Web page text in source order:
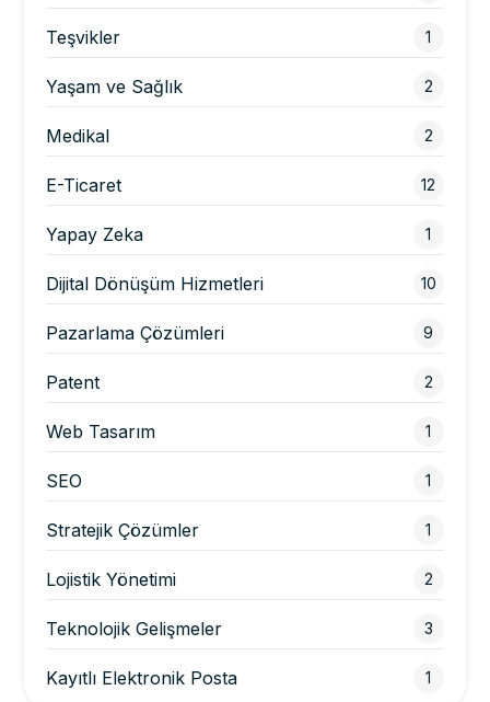
Teşvikler 1
Yaşam ve Sağlık 2
Medikal 2
E-Ticaret 12
Yapay Zeka 1
Dijital Dönüşüm Hizmetleri 10
Pazarlama Çözümleri 9
Patent 2
Web Tasarım 1
SEO 1
Stratejik Çözümler 1
Lojistik Yönetimi 2
Teknolojik Gelişmeler 3
Kayıtlı Elektronik Posta 1